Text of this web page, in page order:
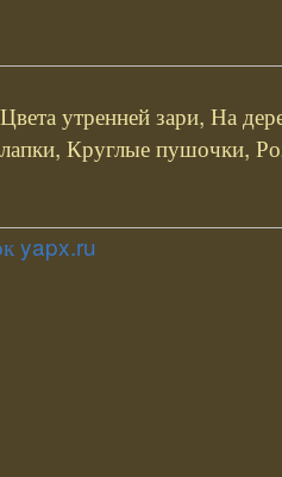
утренней зари, На
Круглые пушочки,